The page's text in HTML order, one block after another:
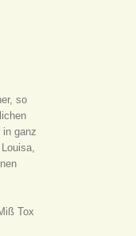
so
in ganz
Tox